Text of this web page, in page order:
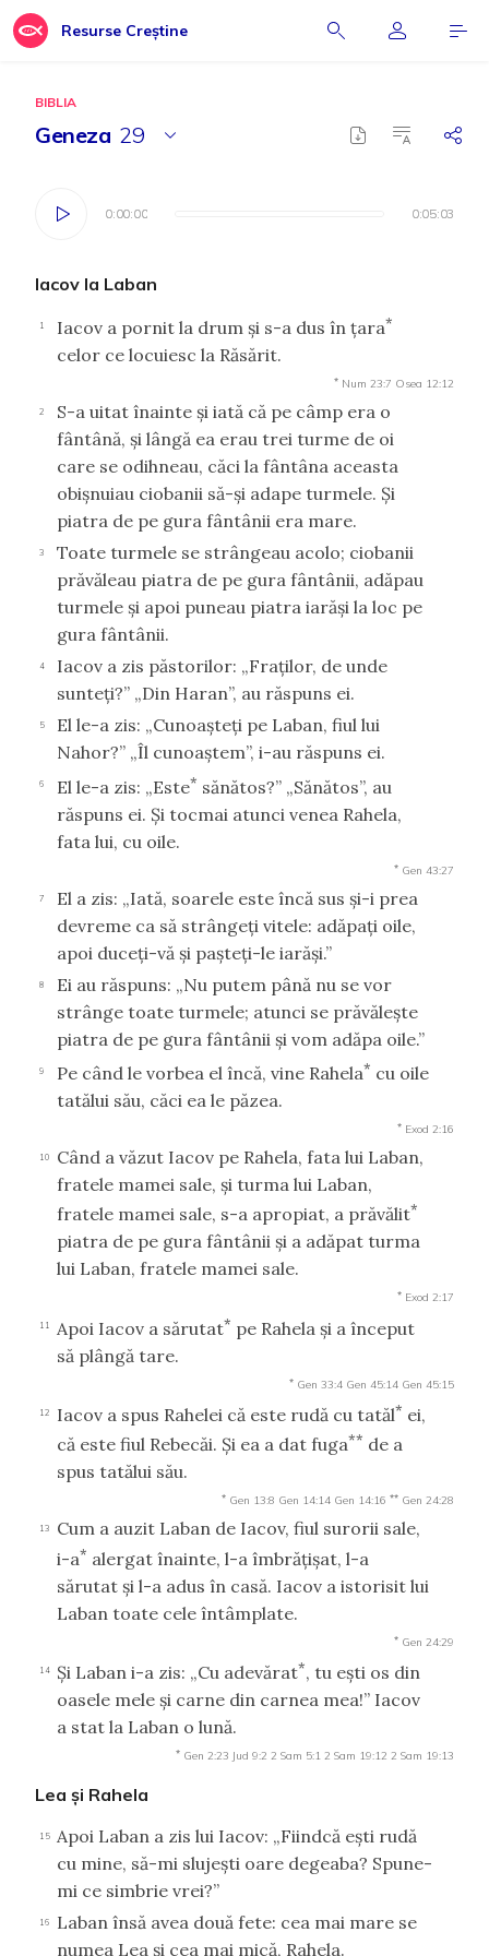
Resurse Creștine
BIBLIA
Geneza 29
0:00:00 0:05:03
0:00:00 0:05:03
Iacov la Laban
1 Iacov a pornit la drum şi s-a dus în ţara*
celor ce locuiesc la Răsărit.
* Num 23:7 Osea 12:12
2
S-a uitat înainte şi iată că pe câmp era o
fântână, şi lângă ea erau trei turme de oi
care se odihneau, căci la fântâna aceasta
obişnuiau ciobanii să-şi adape turmele. Şi
piatra de pe gura fântânii era mare.
3
Toate turmele se strângeau acolo; ciobanii
prăvăleau piatra de pe gura fântânii, adăpau
turmele şi apoi puneau piatra iarăşi la loc pe
gura fântânii.
4
Iacov a zis păstorilor: „Fraţilor, de unde
sunteţi?” „Din Haran”, au răspuns ei.
5
El le-a zis: „Cunoaşteţi pe Laban, fiul lui
Nahor?” „Îl cunoaştem”, i-au răspuns ei.
6 El le-a zis: „Este* sănătos?” „Sănătos”, au
răspuns ei. Şi tocmai atunci venea Rahela,
fata lui, cu oile.
* Gen 43:27
7
El a zis: „Iată, soarele este încă sus şi-i prea
devreme ca să strângeţi vitele: adăpaţi oile,
apoi duceţi-vă şi paşteţi-le iarăşi.”
8
Ei au răspuns: „Nu putem până nu se vor
strânge toate turmele; atunci se prăvăleşte
piatra de pe gura fântânii şi vom adăpa oile.”
9 Pe când le vorbea el încă, vine Rahela* cu oile
tatălui său, căci ea le păzea.
* Exod 2:16
10
Când a văzut Iacov pe Rahela, fata lui Laban,
fratele mamei sale, şi turma lui Laban,
fratele mamei sale, s-a apropiat, a prăvălit*
piatra de pe gura fântânii şi a adăpat turma
lui Laban, fratele mamei sale.
* Exod 2:17
11 Apoi Iacov a sărutat* pe Rahela şi a început
să plângă tare.
* Gen 33:4 Gen 45:14 Gen 45:15
12 Iacov a spus Rahelei că este rudă cu tatăl* ei,
că este fiul Rebecăi. Şi ea a dat fuga** de a
spus tatălui său.
* Gen 13:8 Gen 14:14 Gen 14:16 ** Gen 24:28
13
Cum a auzit Laban de Iacov, fiul surorii sale,
i-a* alergat înainte, l-a îmbrăţişat, l-a
sărutat şi l-a adus în casă. Iacov a istorisit lui
Laban toate cele întâmplate.
* Gen 24:29
14 Şi Laban i-a zis: „Cu adevărat*, tu eşti os din
oasele mele şi carne din carnea mea!” Iacov
a stat la Laban o lună.
* Gen 2:23 Jud 9:2 2 Sam 5:1 2 Sam 19:12 2 Sam 19:13
Lea şi Rahela
15
Apoi Laban a zis lui Iacov: „Fiindcă eşti rudă
cu mine, să-mi slujeşti oare degeaba? Spune-
mi ce simbrie vrei?”
16
Laban însă avea două fete: cea mai mare se
numea Lea şi cea mai mică, Rahela.